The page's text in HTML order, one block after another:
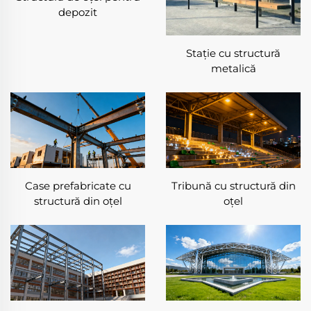
modulare.
Permite proiecte arhitecturale creative atât
pentru utilizare industrială, cât și comercială.
✦ Prietenoasă cu mediul și durabilă
structură din oțel să fie o alegere responsabilă
din punct de vedere ecologic.
Integrarea cu panouri solare, izolație și sisteme
inteligente sporește eficiența energetică.
✦ Siguranță
îmbunătățesc siguranța clădirii cu structură din
oțel.
Certificări internaționale asigură conformitatea
cu standardele globale.
⚙ Proces și aspecte tehnice importante
✓ Inginerie și design
depozit
Stație cu structură
metalică
Case prefabricate cu
structură din oțel
Tribună cu structură din
oțel